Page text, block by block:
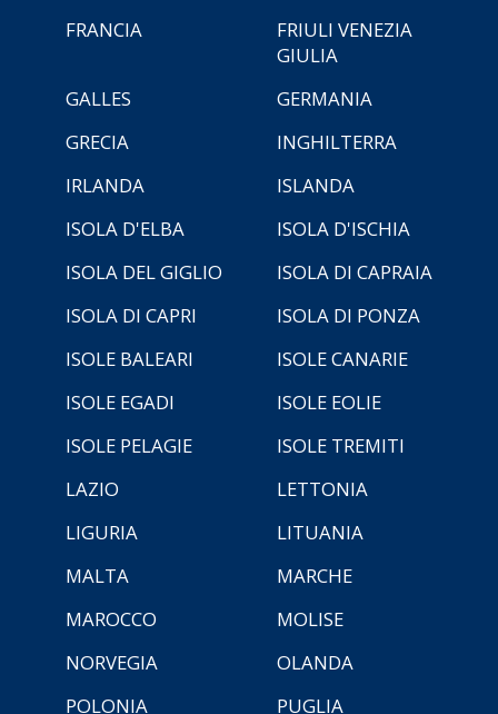
FRANCIA
FRIULI VENEZIA
GIULIA
GALLES
GERMANIA
GRECIA
INGHILTERRA
IRLANDA
ISLANDA
ISOLA D'ELBA
ISOLA D'ISCHIA
ISOLA DEL GIGLIO
ISOLA DI CAPRAIA
ISOLA DI CAPRI
ISOLA DI PONZA
ISOLE BALEARI
ISOLE CANARIE
ISOLE EGADI
ISOLE EOLIE
ISOLE PELAGIE
ISOLE TREMITI
LAZIO
LETTONIA
LIGURIA
LITUANIA
MALTA
MARCHE
MAROCCO
MOLISE
NORVEGIA
OLANDA
POLONIA
PUGLIA